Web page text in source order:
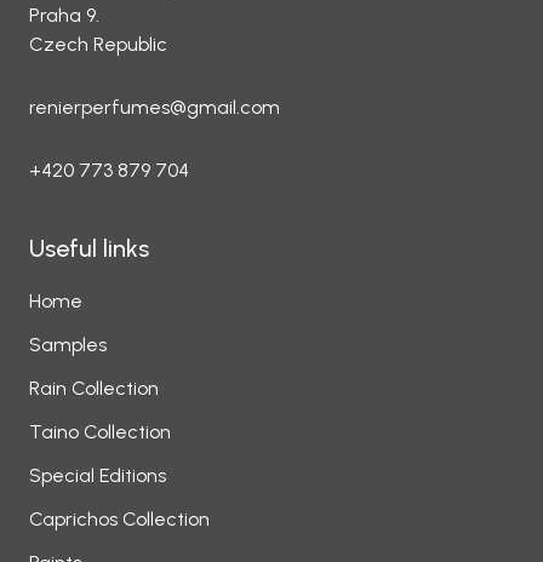
Praha 9.
Czech Republic
renierperfumes@gmail.com
+420 773 879 704
Useful links
Home
Samples
Rain Collection
Taino Collection
Special Editions
Caprichos Collection